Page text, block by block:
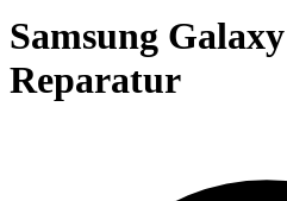
Samsung
Reparatur